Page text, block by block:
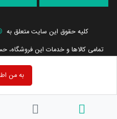
به من
کلیه حقوق این سایت متعلق به
تمامی كالاها و خدمات این فروشگاه،
مربوطه می باشند و فعالیت های این